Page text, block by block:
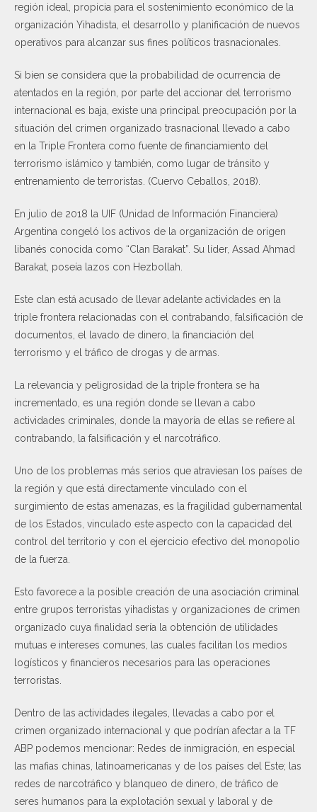
región ideal, propicia para el sostenimiento económico de la
organización Yihadista, el desarrollo y planificación de nuevos
operativos para alcanzar sus fines políticos trasnacionales.
Si bien se considera que la probabilidad de ocurrencia de
atentados en la región, por parte del accionar del terrorismo
internacional es baja, existe una principal preocupación por la
situación del crimen organizado trasnacional llevado a cabo
en la Triple Frontera como fuente de financiamiento del
terrorismo islámico y también, como lugar de tránsito y
entrenamiento de terroristas. (Cuervo Ceballos, 2018).
En julio de 2018 la UIF (Unidad de Información Financiera)
Argentina congeló los activos de la organización de origen
libanés conocida como “Clan Barakat”. Su líder, Assad Ahmad
Barakat, poseía lazos con Hezbollah.
Este clan está acusado de llevar adelante actividades en la
triple frontera relacionadas con el contrabando, falsificación de
documentos, el lavado de dinero, la financiación del
terrorismo y el tráfico de drogas y de armas.
La relevancia y peligrosidad de la triple frontera se ha
incrementado, es una región donde se llevan a cabo
actividades criminales, donde la mayoría de ellas se refiere al
contrabando, la falsificación y el narcotráfico.
Uno de los problemas más serios que atraviesan los países de
la región y que está directamente vinculado con el
surgimiento de estas amenazas, es la fragilidad gubernamental
de los Estados, vinculado este aspecto con la capacidad del
control del territorio y con el ejercicio efectivo del monopolio
de la fuerza.
Esto favorece a la posible creación de una asociación criminal
entre grupos terroristas yihadistas y organizaciones de crimen
organizado cuya finalidad sería la obtención de utilidades
mutuas e intereses comunes, las cuales facilitan los medios
logísticos y financieros necesarios para las operaciones
terroristas.
Dentro de las actividades ilegales, llevadas a cabo por el
crimen organizado internacional y que podrían afectar a la TF
ABP podemos mencionar: Redes de inmigración, en especial
las mafias chinas, latinoamericanas y de los países del Este; las
redes de narcotráfico y blanqueo de dinero, de tráfico de
seres humanos para la explotación sexual y laboral y de